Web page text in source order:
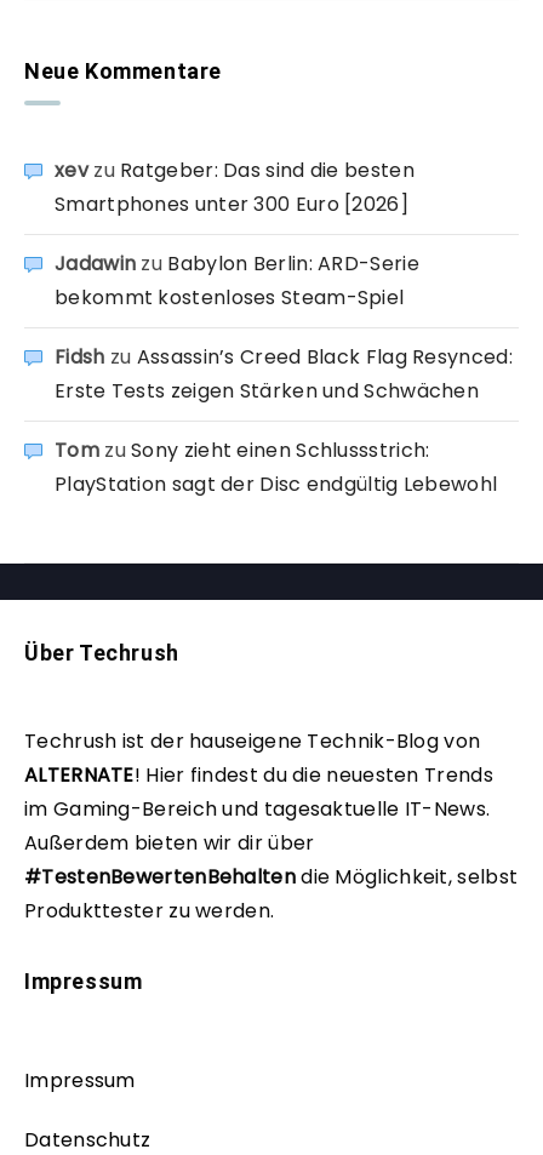
Neue Kommentare
xevzu Ratgeber: Das sind die besten
Smartphones unter 300 Euro [2026]
Jadawin zu Babylon Berlin: ARD-Serie
bekommt kostenloses Steam-Spiel
Fidsh zu Assassin’s Creed Black Flag Resynced:
Erste Tests zeigen Stärken und Schwächen
TomzuSony zieht einen Schlussstrich:
PlayStation sagt der Disc endgültig Lebewohl
Über Techrush
Techrush ist der hauseigene Technik-Blog von
ALTERNATE! Hier findest du die neuesten Trends
im Gaming-Bereich und tagesaktuelle IT-News.
Außerdem bieten wir dir über
#TestenBewertenBehaltendie Möglichkeit, selbst
Produkttester zu werden.
Impressum
Impressum
Datenschutz